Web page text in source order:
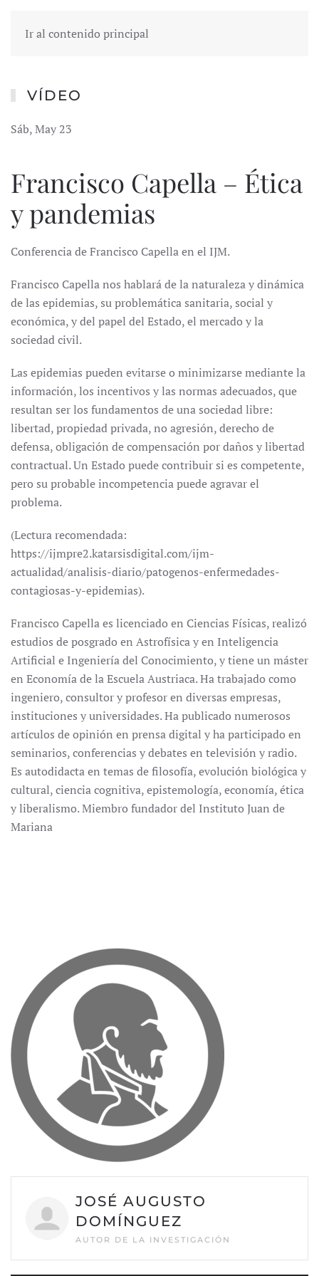
Ir al contenido principal
VÍDEO
Sáb, May 23
Francisco Capella – Ética
y pandemias
Conferencia de Francisco Capella en el IJM.
Francisco Capella nos hablará de la naturaleza y dinámica
de las epidemias, su problemática sanitaria, social y
económica, y del papel del Estado, el mercado y la
sociedad civil.
Las epidemias pueden evitarse o minimizarse mediante la
información, los incentivos y las normas adecuados, que
resultan ser los fundamentos de una sociedad libre:
libertad, propiedad privada, no agresión, derecho de
defensa, obligación de compensación por daños y libertad
contractual. Un Estado puede contribuir si es competente,
pero su probable incompetencia puede agravar el
problema.
(Lectura recomendada:
https://ijmpre2.katarsisdigital.com/ijm-
actualidad/analisis-diario/patogenos-enfermedades-
contagiosas-y-epidemias).
Francisco Capella es licenciado en Ciencias Físicas, realizó
estudios de posgrado en Astrofísica y en Inteligencia
Artificial e Ingeniería del Conocimiento, y tiene un máster
en Economía de la Escuela Austriaca. Ha trabajado como
ingeniero, consultor y profesor en diversas empresas,
instituciones y universidades. Ha publicado numerosos
artículos de opinión en prensa digital y ha participado en
seminarios, conferencias y debates en televisión y radio.
Es autodidacta en temas de filosofía, evolución biológica y
cultural, ciencia cognitiva, epistemología, economía, ética
y liberalismo. Miembro fundador del Instituto Juan de
Mariana
JOSÉ AUGUSTO
DOMÍNGUEZ
AUTOR DE LA INVESTIGACIÓN